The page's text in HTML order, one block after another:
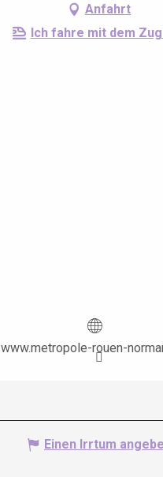
Anfahrt
Ich fahre mit dem
www.metropole-rouen-
Einen Irrtum